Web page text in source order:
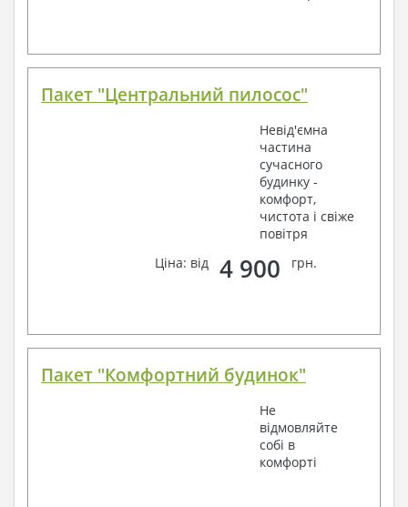
Пакет "Центральний пилосос"
Невід'ємна
частина
сучасного
будинку -
комфорт,
чистота і свіже
повітря
Ціна: від
4 900 грн.
Пакет "Комфортний будинок"
Не
відмовляйте
собі в
комфорті